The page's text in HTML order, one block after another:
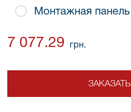
Монтажная панель
7 077.29 грн.
ЗАКАЗАТЬ